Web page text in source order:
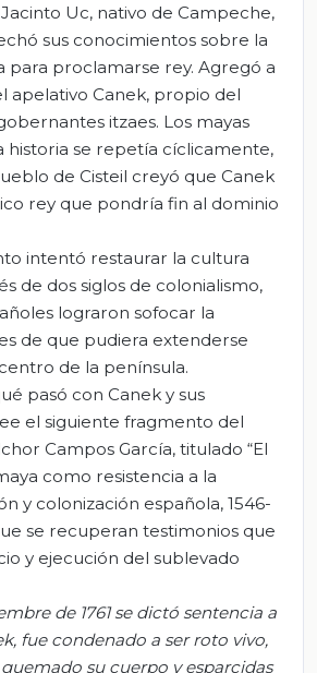
Uc, nativo de Campeche,
sus conocimientos sobre la
para proclamarse rey. Agregó a
apelativo Canek, propio del
itzaes. Los mayas
historia se repetía cíclicamente,
de Cisteil creyó que Canek
rey que pondría fin al dominio
intentó restaurar la cultura
de dos siglos de colonialismo,
lograron sofocar la
de que pudiera extenderse
de la península.
pasó con Canek y sus
el siguiente fragmento del
Campos García, titulado “El
como resistencia a la
y colonización española, 1546-
se recuperan testimonios que
y ejecución del sublevado
de 1761 se dictó sentencia a
fue condenado a ser roto vivo,
su cuerpo y esparcidas